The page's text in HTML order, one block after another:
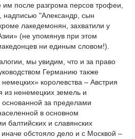
им после разгрома персов трофеи,
"Александр, сын
лакедемонян, захватили у
(не упомянув при этом
ни единым словом!).
мы увидим, что и за право
Германию также
королевства – Австрия
из ненемецких земель и
за пределами
в основном
балтийских и славянских
обстояло дело и с Москвой –